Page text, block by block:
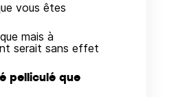
vous êtes
mais à
serait sans effet
pelliculé que